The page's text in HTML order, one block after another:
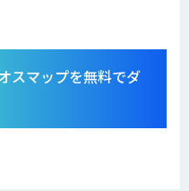
スマップを無料でダ